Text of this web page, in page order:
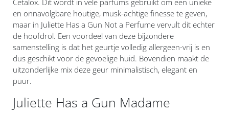
Cetalox. Dit wordt in vele parfums gebruikt om een unieke
en onnavolgbare houtige, musk-achtige finesse te geven,
maar in Juliette Has a Gun Not a Perfume vervult dit echter
de hoofdrol. Een voordeel van deze bijzondere
samenstelling is dat het geurtje volledig allergeen-vrij is en
dus geschikt voor de gevoelige huid. Bovendien maakt de
uitzonderlijke mix deze geur minimalistisch, elegant en
puur.
Juliette Has a Gun Madame